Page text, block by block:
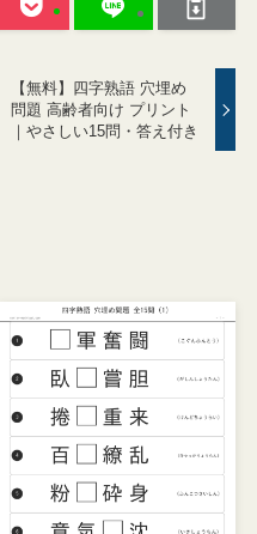
【無料】四字熟語 穴埋め
問題 高齢者向け プリント
｜やさしい15問・答え付き